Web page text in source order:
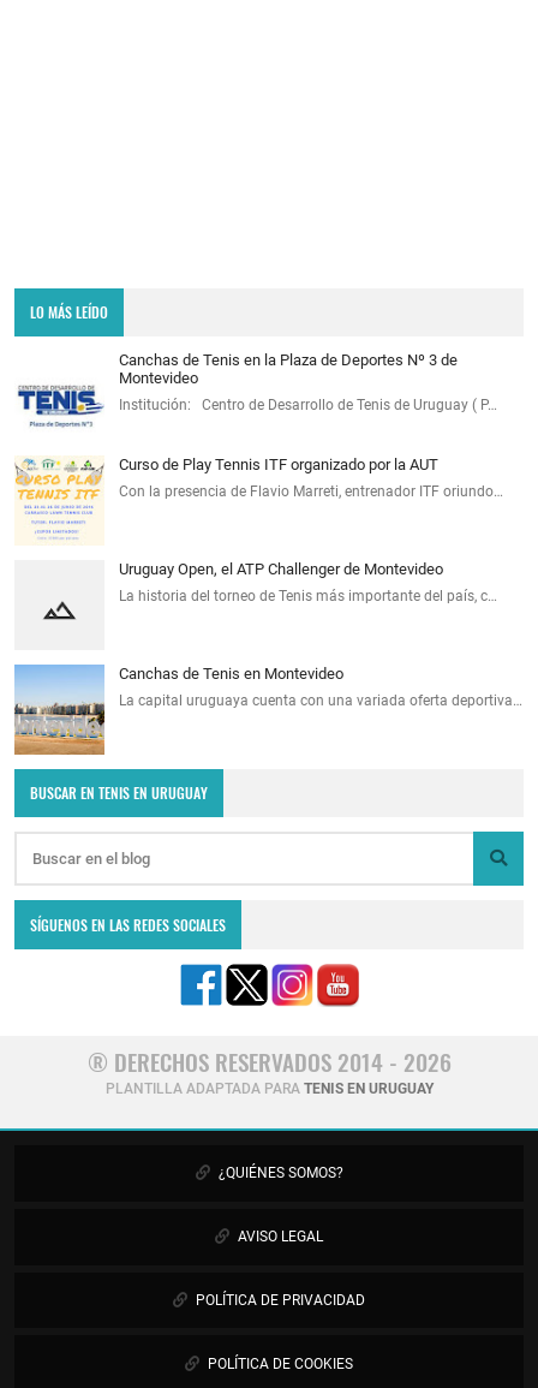
LO MÁS LEÍDO
Canchas de Tenis en la Plaza de Deportes Nº 3 de
Montevideo
Institución: Centro de Desarrollo de Tenis de Uruguay ( P…
Curso de Play Tennis ITF organizado por la AUT
Con la presencia de Flavio Marreti, entrenador ITF oriundo…
Uruguay Open, el ATP Challenger de Montevideo
La historia del torneo de Tenis más importante del país, c…
Canchas de Tenis en Montevideo
La capital uruguaya cuenta con una variada oferta deportiva…
BUSCAR EN TENIS EN URUGUAY
SÍGUENOS EN LAS REDES SOCIALES
® DERECHOS RESERVADOS 2014 - 2026
PLANTILLA ADAPTADA PARA TENIS EN URUGUAY
¿QUIÉNES SOMOS?
AVISO LEGAL
POLÍTICA DE PRIVACIDAD
POLÍTICA DE COOKIES